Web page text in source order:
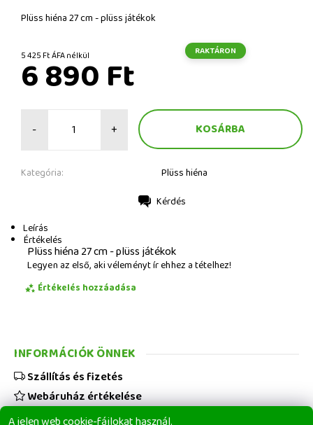
Plüss hiéna 27 cm - plüss játékok
5 425 Ft ÁFA nélkül RAKTÁRON
6 890 Ft
- +
Kategória: Plüss hiéna
Kérdés
Leírás
Értékelés
Plüss hiéna 27 cm - plüss játékok
Legyen az első, aki véleményt ír ehhez a tételhez!
Értékelés hozzáadása
INFORMÁCIÓK ÖNNEK
Szállítás és fizetés
Webáruház értékelése
Viszonteladóknak